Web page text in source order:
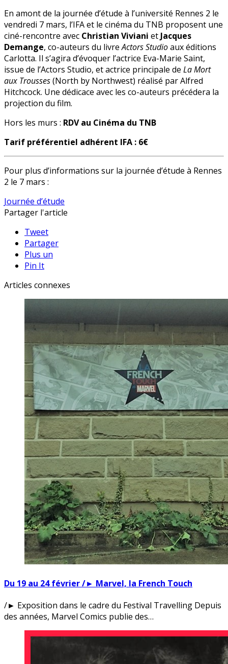
En amont de la journée d’étude à l’université Rennes 2 le
vendredi 7 mars, l’IFA et le cinéma du TNB proposent une
ciné-rencontre avec Christian Viviani et Jacques
Demange, co-auteurs du livreActors Studioaux éditions
Carlotta. Il s’agira d’évoquer l’actrice Eva-Marie Saint,
issue de l’Actors Studio, et actrice principale de La Mort
aux Trousses(North by Northwest) réalisé par Alfred
Hitchcock. Une dédicace avec les co-auteurs précédera la
projection du film.
Hors les murs : RDV au Cinéma du TNB
Tarif préférentiel adhérent IFA : 6€
Pour plus d’informations sur la journée d’étude à Rennes
2 le 7 mars :
Journée d’étude
Partager l'article
Tweet
Partager
Plus un
Pin It
Articles connexes
Du 19 au 24 février /► Marvel, la French Touch
/► Exposition dans le cadre du Festival Travelling Depuis
des années, Marvel Comics publie des…